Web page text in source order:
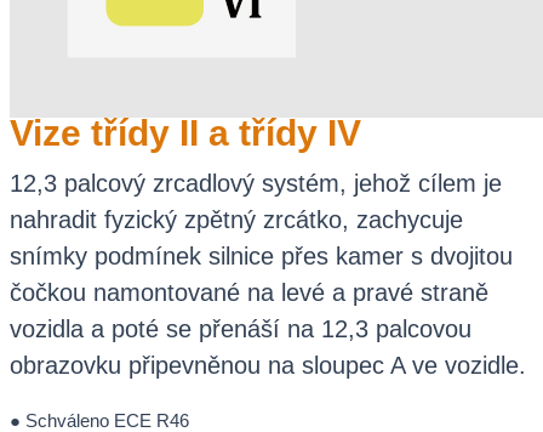
Vize třídy II a třídy IV
12,3 palcový zrcadlový systém, jehož cílem je
nahradit fyzický zpětný zrcátko, zachycuje
snímky podmínek silnice přes kamer s dvojitou
čočkou namontované na levé a pravé straně
vozidla a poté se přenáší na 12,3 palcovou
obrazovku připevněnou na sloupec A ve vozidle.
● Schváleno ECE R46